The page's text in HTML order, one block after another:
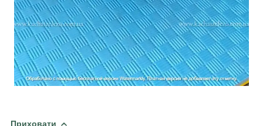
Приховати